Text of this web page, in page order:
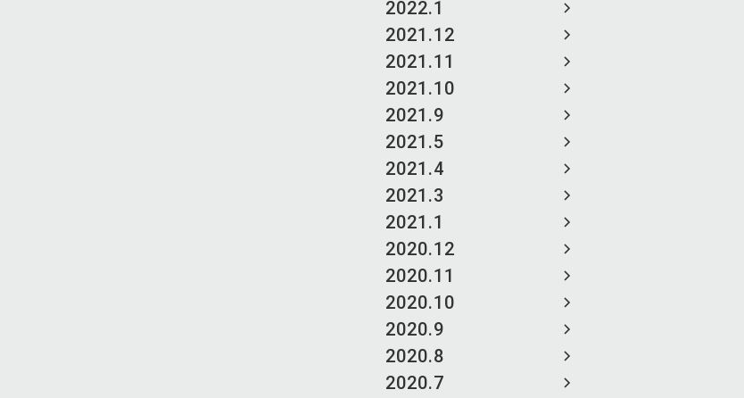
2022.1
2021.12
2021.11
2021.10
2021.9
2021.5
2021.4
2021.3
2021.1
2020.12
2020.11
2020.10
2020.9
2020.8
2020.7